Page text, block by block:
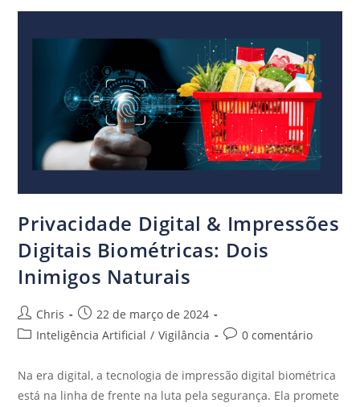
Privacidade Digital & Impressões
Digitais Biométricas: Dois
Inimigos Naturais
Chris
22 de março de 2024
Inteligência Artificial / Vigilância 0 comentário
Na era digital, a tecnologia de impressão digital biométrica
está na linha de frente na luta pela segurança. Ela promete